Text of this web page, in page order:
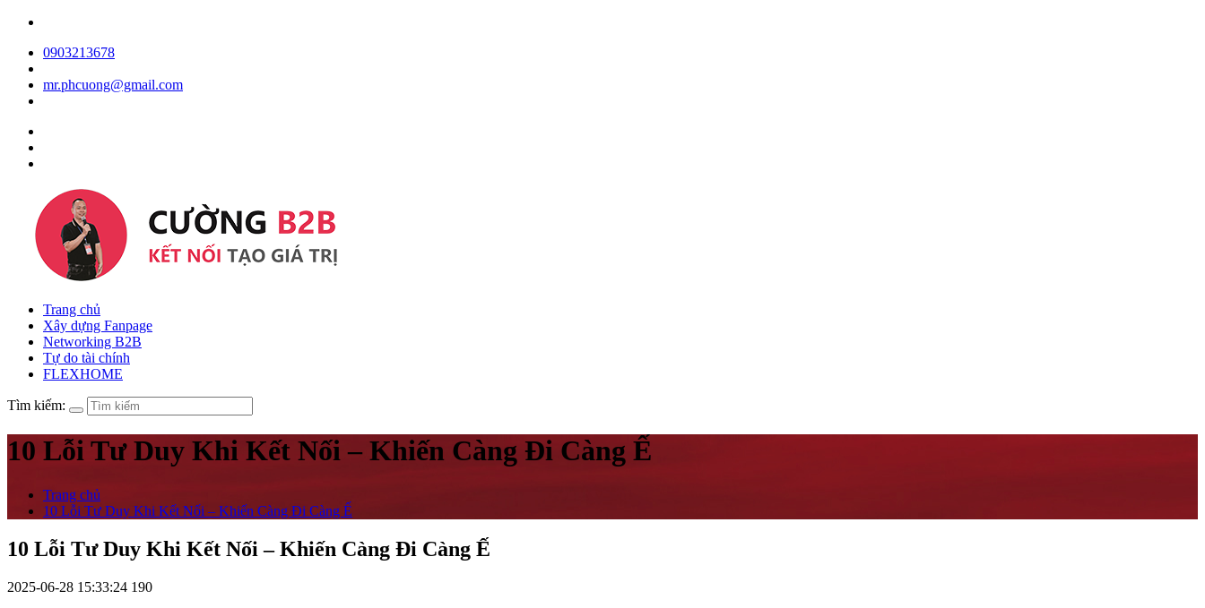
0903213678
mr.phcuong@gmail.com
Trang chủ
Xây dựng Fanpage
Networking B2B
Tự do tài chính
FLEXHOME
Tìm kiếm:
10 Lỗi Tư Duy Khi Kết Nối – Khiến Càng Đi Càng Ế
Trang chủ
10 Lỗi Tư Duy Khi Kết Nối – Khiến Càng Đi Càng Ế
10 Lỗi Tư Duy Khi Kết Nối – Khiến Càng Đi Càng Ế
2025-06-28 15:33:24 190